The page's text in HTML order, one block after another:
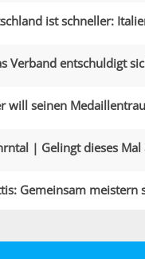
will seinen
| Gelingt dieses Mal
Gemeinsam meistern